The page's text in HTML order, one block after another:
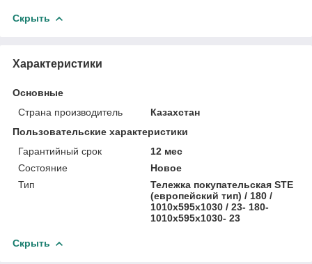
Скрыть
Характеристики
Основные
Страна производитель
Казахстан
Пользовательские характеристики
Гарантийный срок
12 мес
Состояние
Новое
Тип
Тележка покупательская STE
(европейский тип) / 180 /
1010х595х1030 / 23- 180-
1010х595х1030- 23
Скрыть